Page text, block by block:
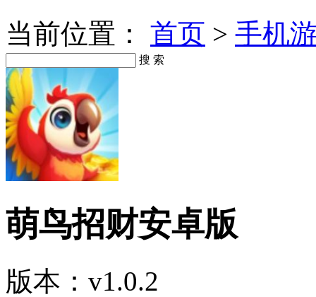
当前位置： 首页 > 手机
搜 索
萌鸟招财安卓版
版本：v1.0.2